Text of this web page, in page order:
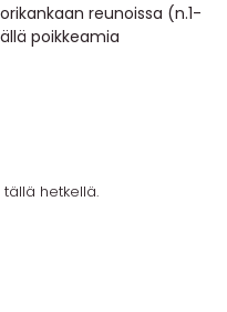
reunoissa (n.1-
poikkeamia
hetkellä.